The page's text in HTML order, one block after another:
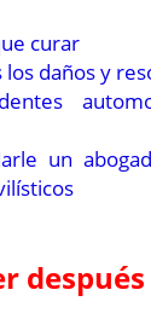
curar
daños y
un